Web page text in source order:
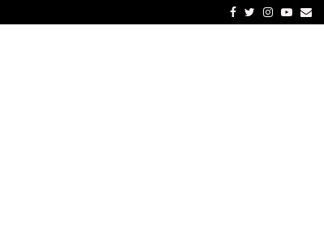
FacebookTwitter
Instagram